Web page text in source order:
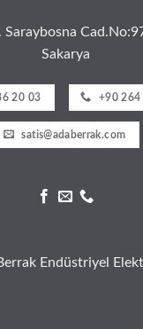
Sakarya
20 03 +90 264
satis@adaberrak.com
Endüstriyel